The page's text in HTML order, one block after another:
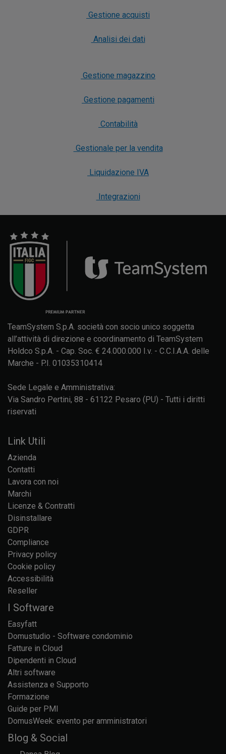
Gestione acquisti
Analisi dei dati
Gestione magazzino
Gestione pagamenti
Contabilità
Gestionale per la vendita
Liquidazione IVA
Integrazioni
TeamSystem S.p.A. società con socio unico soggetta
all’attività di direzione e coordinamento di TeamSystem
Holdco S.p.A. - Cap. Soc. € 24.000.000 I.v. - C.C.I.A.A. delle
Marche - P.I. 01035310414
Sede Legale e Amministrativa:
Via Sandro Pertini, 88 - 61122 Pesaro (PU) - Tutti i diritti
riservati
Link Utili
Azienda
Contatti
Lavora con noi
Marchi
Licenze & Contratti
Disinstallare
GDPR
Compliance
Privacy policy
Cookie policy
Accessibilità
Reseller
I Software
Easyfatt
Domustudio - Software condominio
Fatture in Cloud
Dipendenti in Cloud
Altri software
Assistenza e Supporto
Formazione
Guide per PMI
DomusWeek: evento per amministratori
Blog & Social